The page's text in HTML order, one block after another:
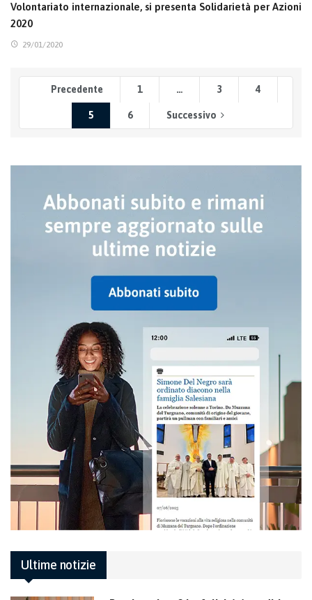
Volontariato internazionale, si presenta Solidarietà per Azioni
2020
29/01/2020
Precedente 1 … 3 4
5 6 Successivo
Ultime notizie